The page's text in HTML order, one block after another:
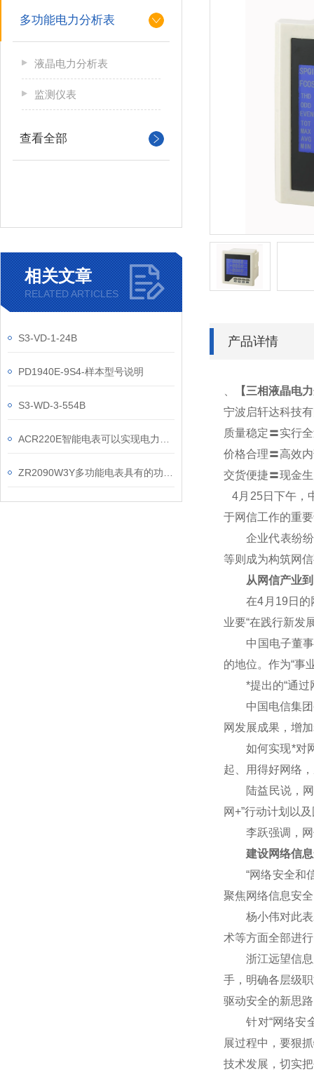
多功能电力分析表
液晶电力分析表
监测仪表
查看全部
相关文章
RELATED ARTICLES
S3-VD-1-24B
PD1940E-9S4-样本型号说明
S3-WD-3-554B
产品详情
【三相液晶电
宁波启轩达科技
质量稳定〓实行
价格合理〓高效
交货便捷〓现金
4月25日下午，
于网信工作的重
企业代表纷纷表
等则成为构筑网
从网信产业到
在4月19日的网
业要“在践行新发
中国电子董事长
的地位。作为“事
*提出的“通过网
中国电信集团公
网发展成果，增
如何实现*对网
起、用得好网络
陆益民说，网
网+”行动计划以
李跃强调，网
建设网络信息
“网络安全和信
聚焦网络信息安
杨小伟对此表示
术等方面全部进
浙江远望信息股
手，明确各层级
驱动安全的新思
针对“网络安全
展过程中，要狠
技术发展，切实